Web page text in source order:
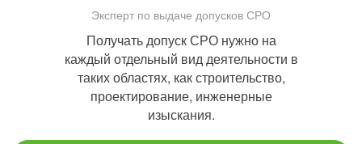
Эксперт по выдаче допусков СРО
Получать допуск СРО нужно на
каждый отдельный вид деятельности в
таких областях, как строительство,
проектирование, инженерные
изыскания.